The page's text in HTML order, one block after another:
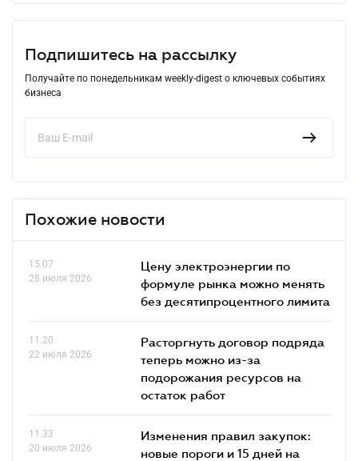
Подпишитесь на рассылку
Получайте по понедельникам weekly-digest о ключевых событиях
бизнеса
Похожие новости
15.07
28 июля 2026
Цену электроэнергии по
формуле рынка можно менять
без десятипроцентного лимита
11.20
22 июля 2026
Расторгнуть договор подряда
теперь можно из-за
подорожания ресурсов на
остаток работ
11.33
20 июля 2026
Изменения правил закупок:
новые пороги и 15 дней на